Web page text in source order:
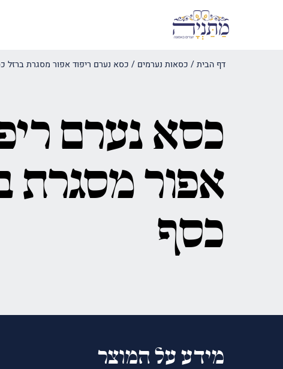
דף הבית/ כסאות נערמים / כסא נערם ריפוד אפור מסגרת ברזל
כסא נערם
אפור מסגרת
כסף
מידע על המוצר